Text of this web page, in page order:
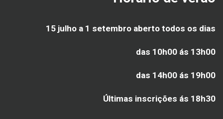
15 julho a 1 setembro aberto todos os dias
das 10h00 ás 13h00
das 14h00 ás 19h00
Últimas inscrições ás 18h30